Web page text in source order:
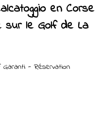
en Corse
sur le Golf de La
- Réservation